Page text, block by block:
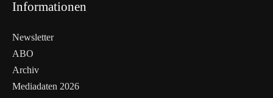
Informationen
Newsletter
ABO
Archiv
Mediadaten 2026